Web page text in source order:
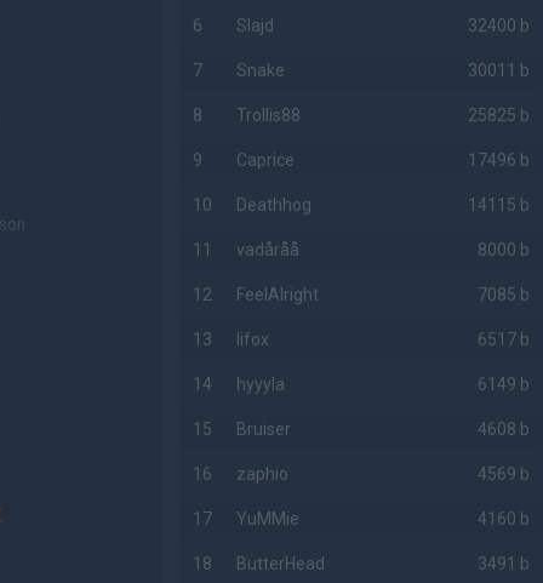
6 Slajd 32400 b
7 Snake 30011 b
8 Trollis88 25825 b
9 Caprice 17496 b
10 Deathhog 14115 b
11 vadåråå 8000 b
12 FeelAlright 7085 b
13 lifox 6517 b
14 hyyyla 6149 b
15 Bruiser 4608 b
16 zaphio 4569 b
17 YuMMie 4160 b
18 ButterHead 3491 b